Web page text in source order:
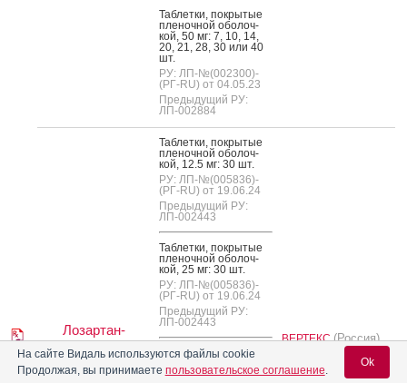
Таб­летки, пок­ры­тые
пле­ноч­ной обо­лоч­
кой, 50 мг: 7, 10, 14,
20, 21, 28, 30 или 40
шт.
РУ: ЛП-№(002300)-
(РГ-RU) от 04.05.23
Предыдущий РУ:
ЛП-002884
Лозартан-
ВЕРТЕКС
Таб­летки, пок­ры­тые
пле­ноч­ной обо­лоч­
кой, 12.5 мг: 30 шт.
РУ: ЛП-№(005836)-
(РГ-RU) от 19.06.24
Предыдущий РУ:
ЛП-002443
Таб­летки, пок­ры­тые
пле­ноч­ной обо­лоч­
кой, 25 мг: 30 шт.
РУ: ЛП-№(005836)-
(РГ-RU) от 19.06.24
Предыдущий РУ:
ЛП-002443
Таб­летки, пок­ры­тые
пле­ноч­ной обо­лоч­
кой, 50 мг: 30 шт.
ВЕРТЕКС(Россия)
На сайте Видаль используются файлы cookie
Продолжая, вы принимаете пользовательское соглашение.
Ok